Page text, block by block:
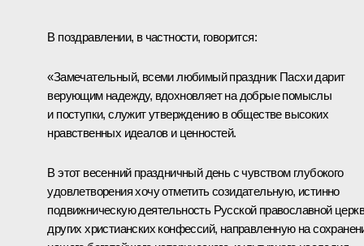
В поздравлении, в частности, говорится:
«Замечательный, всеми любимый праздник Пасхи дарит
верующим надежду, вдохновляет на добрые помыслы
и поступки, служит утверждению в обществе высоких
нравственных идеалов и ценностей.
В этот весенний праздничный день с чувством глубокого
удовлетворения хочу отметить созидательную, истинно
подвижническую деятельность Русской православной
других христианских конфессий, направленную на